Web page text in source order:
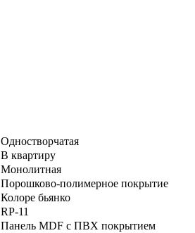
Одностворчатая
В квартиру
Монолитная
Порошково-полимерное покрытие
Колоре бьянко
RP-11
Панель MDF с ПВХ покрытием